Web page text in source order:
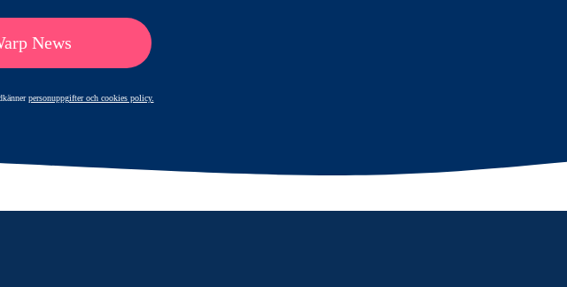
News
personuppgifter och cookies policy.